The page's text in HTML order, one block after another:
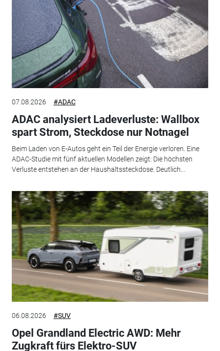
07.08.2026 #ADAC
ADAC analysiert Ladeverluste: Wallbox
spart Strom, Steckdose nur Notnagel
Beim Laden von E-Autos geht ein Teil der Energie verloren. Eine
ADAC-Studie mit fünf aktuellen Modellen zeigt: Die höchsten
Verluste entstehen an der Haushaltssteckdose. Deutlich...
06.08.2026 #SUV
Opel Grandland Electric AWD: Mehr
Zugkraft fürs Elektro-SUV